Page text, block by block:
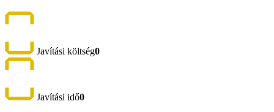
Javítási költség0
Javítási idő0